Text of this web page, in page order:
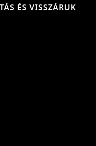
ÉS VISSZÁRUK